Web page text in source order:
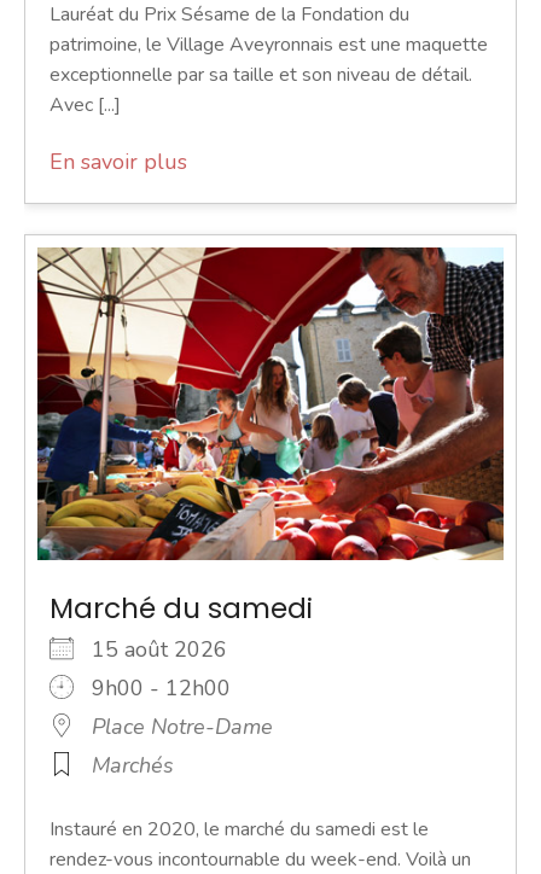
Lauréat du Prix Sésame de la Fondation du
patrimoine, le Village Aveyronnais est une maquette
exceptionnelle par sa taille et son niveau de détail.
Avec [...]
En savoir plus
Marché du samedi
15 août 2026
9h00 - 12h00
Place Notre-Dame
Marchés
Instauré en 2020, le marché du samedi est le
rendez-vous incontournable du week-end. Voilà un